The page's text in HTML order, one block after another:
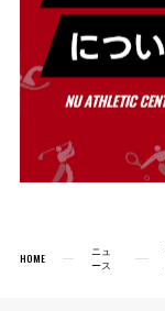
HOME
ニュ
ース